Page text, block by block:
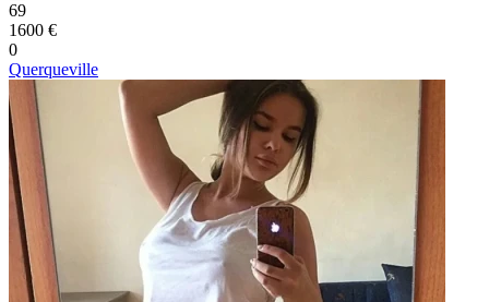
69
1600 €
0
Querqueville